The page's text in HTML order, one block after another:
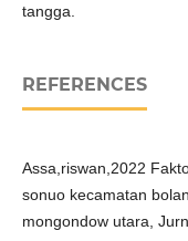
tangga.
REFERENCES
Assa,riswan,2022
sonuo kecamatan
mongondow utara,